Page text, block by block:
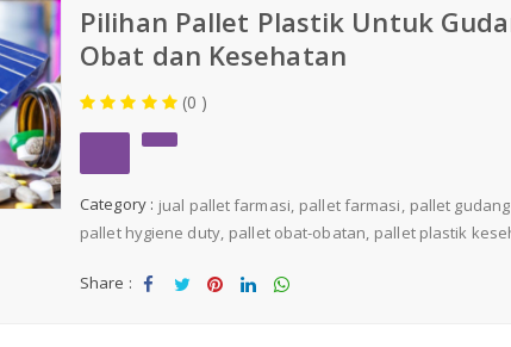
Pilihan Pallet Plastik Untuk
Obat dan Kesehatan
(0 )
Category : jual pallet farmasi pallet farmasi pallet
pallet hygiene duty pallet obat-obatan pallet plastik
Share :